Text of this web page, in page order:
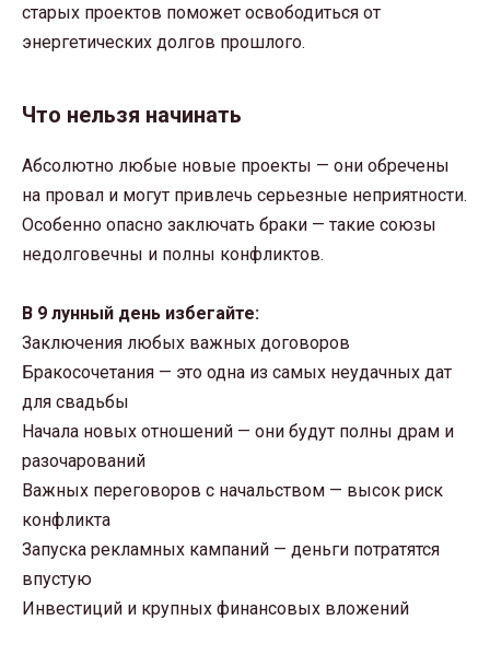
старых проектов поможет освободиться от
энергетических долгов прошлого.
Что нельзя начинать
Абсолютно любые новые проекты — они обречены
на провал и могут привлечь серьезные неприятности.
Особенно опасно заключать браки — такие союзы
недолговечны и полны конфликтов.
В 9 лунный день избегайте:
Заключения любых важных договоров
Бракосочетания — это одна из самых неудачных дат
для свадьбы
Начала новых отношений — они будут полны драм и
разочарований
Важных переговоров с начальством — высок риск
конфликта
Запуска рекламных кампаний — деньги потратятся
впустую
Инвестиций и крупных финансовых вложений